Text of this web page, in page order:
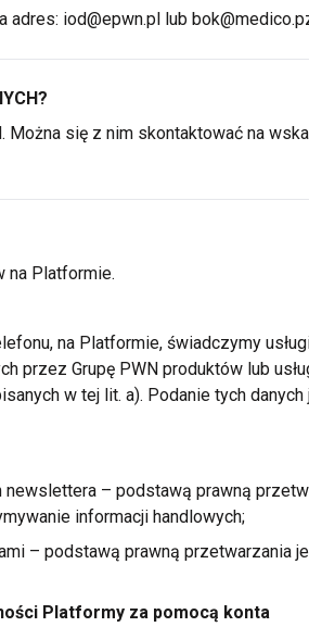
adres: iod@epwn.pllub
Można się z nimskontaktować na
na Platformie.
na Platformie, świadczymy
przez Grupę PWN produktów lub
w tejlit. a). Podanie tych
newslettera – podstawą prawną
informacji handlowych;
– podstawą prawną przetwarzania
Platformy za pomocą konta